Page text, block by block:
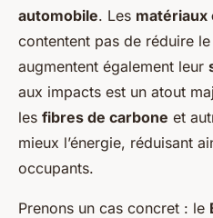
automobile. Les matériaux
contentent pas de réduire le
augmentent également leur
aux impacts est un atout
les fibres de carbone et
mieux l’énergie, réduisant
occupants.
Prenons un cas concret : le